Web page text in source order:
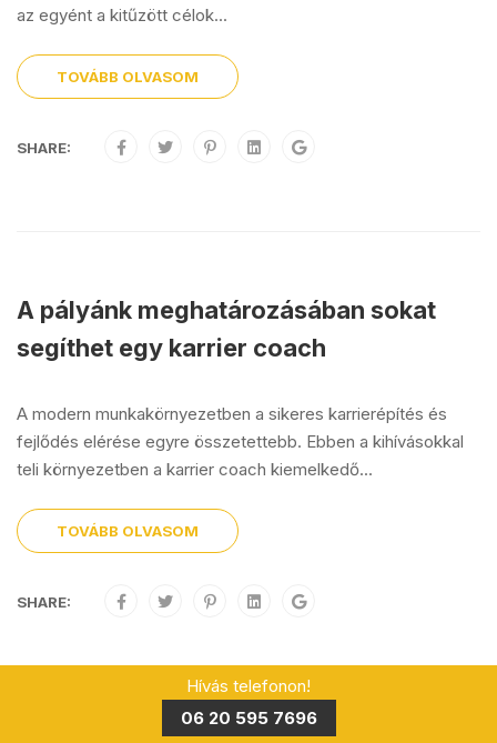
Hívás telefonon!
06 20 595 7696
az egyént a kitűzött célok...
TOVÁBB OLVASOM
SHARE:
A pályánk meghatározásában sokat
segíthet egy karrier coach
A modern munkakörnyezetben a sikeres karrierépítés és
fejlődés elérése egyre összetettebb. Ebben a kihívásokkal
teli környezetben a karrier coach kiemelkedő...
TOVÁBB OLVASOM
SHARE: